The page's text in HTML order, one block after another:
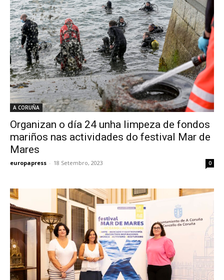
A CORUÑA
Organizan o día 24 unha limpeza de fondos
mariños nas actividades do festival Mar de
Mares
europapress - 18 Setembro, 2023 0